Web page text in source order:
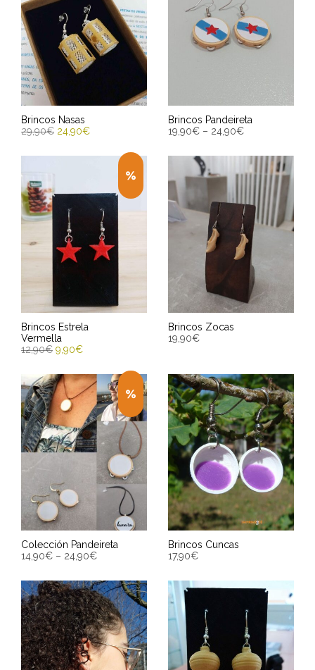
Brincos Nasas
29,90€ 24,90€
ENGADIR AO CARRIÑO
Entrega Estimada entre
13/08/2026 - 15/08/2026
Brincos Pandeireta
19,90€ – 24,90€
SELECCIONAR OPCIÓNS
Entrega Estimada entre
13/08/2026 - 15/08/2026
Brincos Estrela
Vermella
12,90€ 9,90€
SELECCIONAR OPCIÓNS
Entrega Estimada entre
13/08/2026 - 15/08/2026
Brincos Zocas
19,90€
Entrega Estimada entre
13/08/2026 - 15/08/2026
Colección Pandeireta
14,90€ – 24,90€
VER PRODUTOS
Entrega Estimada entre
13/08/2026 - 15/08/2026
Brincos Cuncas
17,90€
Entrega Estimada entre
13/08/2026 - 15/08/2026